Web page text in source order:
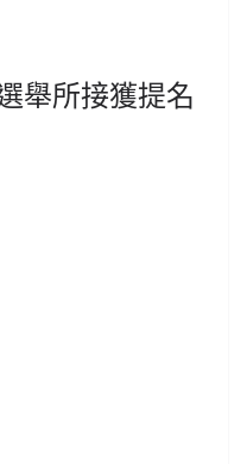
舉所接獲提名